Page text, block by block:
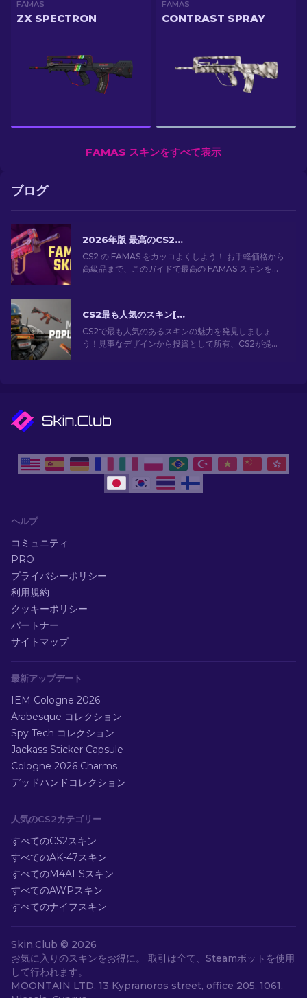
FAMAS
ZX SPECTRON
FAMAS
CONTRAST SPRAY
FAMAS スキンをすべて表示
ブログ
2026年版 最高のCS2 FAMASスキン：安価なものから最も高価なものまで
CS2 の FAMAS をカッコよくしよう！ お手軽価格から
高級品まで、このガイドで最高の FAMAS スキンを見
CS2最も人気のスキン[2026]
CS2で最も人気のあるスキンの魅力を発見しましょ
う！見事なデザインから投資として所有、CS2が提供
ヘルプ
コミュニティ
PRO
プライバシーポリシー
利用規約
クッキーポリシー
パートナー
サイトマップ
最新アップデート
IEM Cologne 2026
Arabesque コレクション
Spy Tech コレクション
Jackass Sticker Capsule
Cologne 2026 Charms
デッドハンドコレクション
人気のCS2カテゴリー
すべてのCS2スキン
すべてのAK-47スキン
すべてのM4A1-Sスキン
すべてのAWPスキン
すべてのナイフスキン
Skin.Club © 2026
お気に入りのスキンをお得に。 取引は全て、Steamボットを使用
して行われます。
MOONTAIN LTD, 13 Kypranoros street, office 205, 1061,